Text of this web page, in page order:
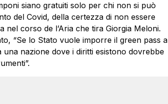
siano gratuiti solo per chi non si può
del Covid, della certezza di non essere
nel corso de l’Aria che tira Giorgia Meloni.
“Se lo Stato vuole imporre il green pass a
nazione dove i diritti esistono dovrebbe